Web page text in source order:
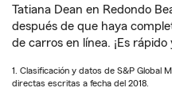
Tatiana Dean en Redondo
después de que haya
de carros en línea. ¡Es rápido
1. Clasificación y datos de S&P Global
directas escritas a fecha del 2018.